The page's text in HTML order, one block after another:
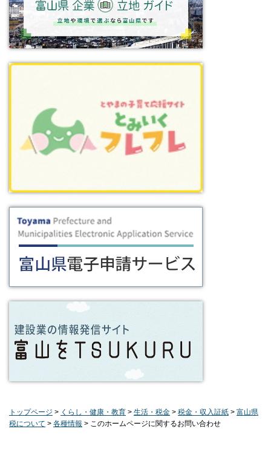
トップページ > くらし・健康・教育 > 生活・税金 > 税金・収入証紙 > 富山県
税について > 各種情報 > このホームページに関するお問い合わせ